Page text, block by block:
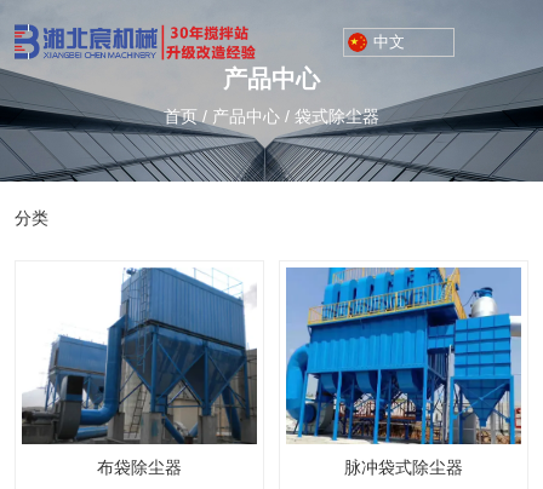
中文
产品中心
首页 / 产品中心 / 袋式除尘器
分类
布袋除尘器 脉冲袋式除尘器